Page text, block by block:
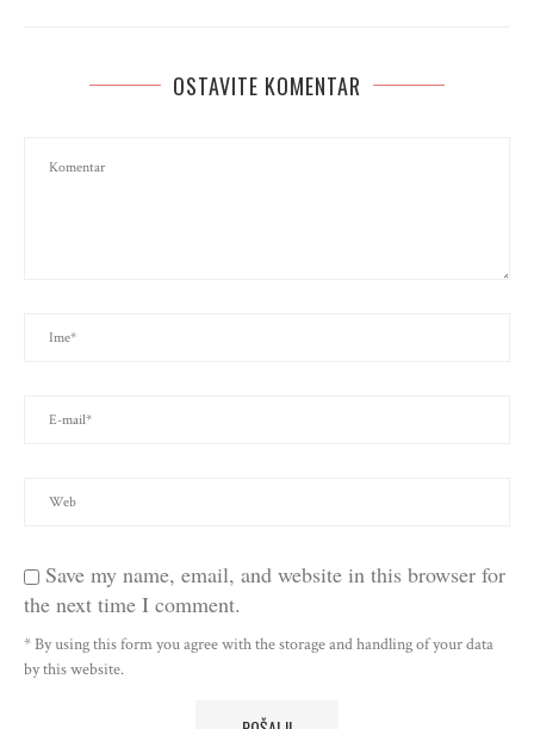
OSTAVITE KOMENTAR
Save my name, email, and website in this browser for
the next time I comment.
* By using this form you agree with the storage and handling of your data
by this website.